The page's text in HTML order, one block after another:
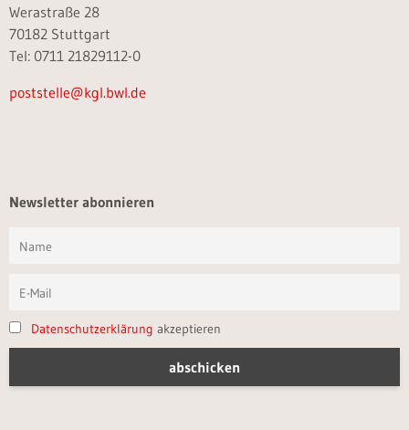
Werastraße 28
70182 Stuttgart
Tel: 0711 21829112-0
poststelle@kgl.bwl.de
Newsletter abonnieren
Datenschutzerklärung akzeptieren